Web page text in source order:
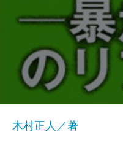
木村正人／著